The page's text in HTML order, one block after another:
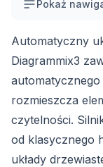
Pokaż
Automatyczny
Diagrammix3
rozmieszcza
czytelności.
od klasycznego
układy